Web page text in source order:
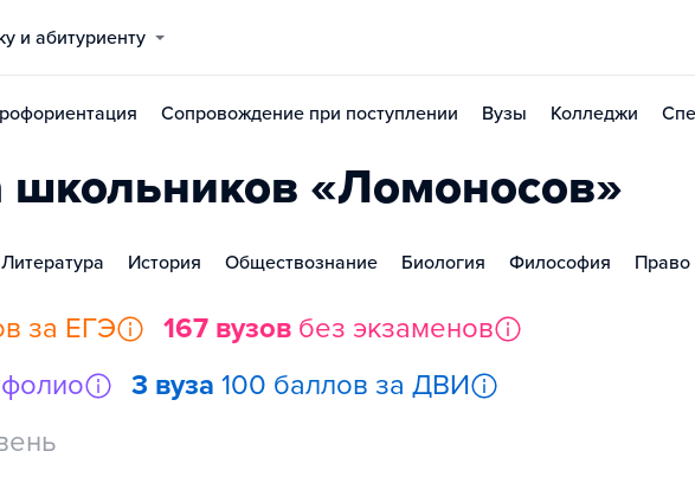
и абитуриенту
Сопровождение при поступлении Вузы Колледжи
«Ломоносов»
Литература История Обществознание Биология Философия Право
за ЕГЭ 167 вузов без экзаменов
3 вуза 100 баллов за ДВИ